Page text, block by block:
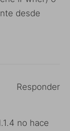
desde
no hace
Responder